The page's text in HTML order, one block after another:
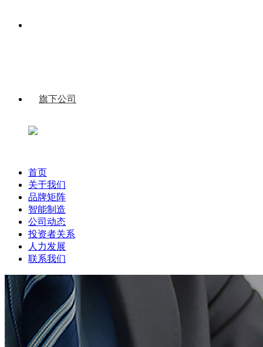
旗下公司
首页
关于我们
品牌矩阵
智能制造
公司动态
投资者关系
人力发展
联系我们